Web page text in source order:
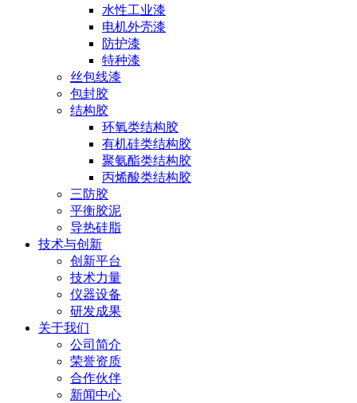
水性工业漆
电机外壳漆
防护漆
特种漆
丝包线漆
包封胶
结构胶
环氧类结构胶
有机硅类结构胶
聚氨酯类结构胶
丙烯酸类结构胶
三防胶
平衡胶泥
导热硅脂
技术与创新
创新平台
技术力量
仪器设备
研发成果
关于我们
公司简介
荣誉资质
合作伙伴
新闻中心